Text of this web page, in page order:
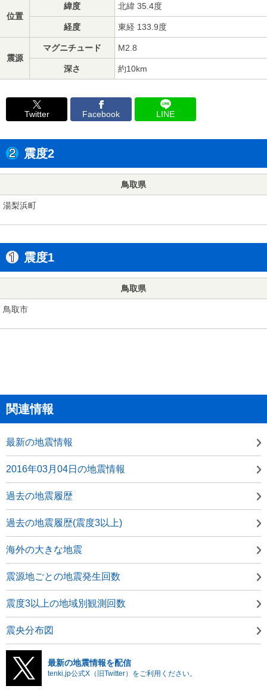
位置
緯度 北緯 35.4度
経度 東経 133.9度
震源
マグニチュード M2.8
深さ 約10km
Twitter Facebook LINE
震度2
鳥取県
湯梨浜町
震度1
鳥取県
鳥取市
関連情報
最新の地震情報
2016年03月04日の地震情報
過去の地震履歴
過去の地震履歴(震度3以上)
海外の大きな地震
震源地ごとの地震発生回数
震度3以上の地域別観測回数
震央分布図
最新の地震情報を配信
tenki.jp公式X（旧Twitter）をご利用ください。